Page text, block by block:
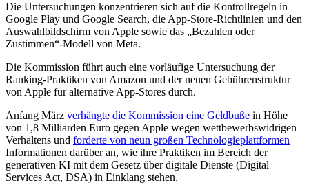
Die Untersuchungen konzentrieren sich auf die Kontrollregeln in
Google Play und Google Search, die App-Store-Richtlinien und den
Auswahlbildschirm von Apple sowie das „Bezahlen oder
Zustimmen“-Modell von Meta.
Die Kommission führt auch eine vorläufige Untersuchung der
Ranking-Praktiken von Amazon und der neuen Gebührenstruktur
von Apple für alternative App-Stores durch.
Anfang März verhängte die Kommission eine Geldbuße in Höhe
von 1,8 Milliarden Euro gegen Apple wegen wettbewerbswidrigen
Verhaltens und forderte von neun großen Technologieplattformen
Informationen darüber an, wie ihre Praktiken im Bereich der
generativen KI mit dem Gesetz über digitale Dienste (Digital
Services Act, DSA) in Einklang stehen.